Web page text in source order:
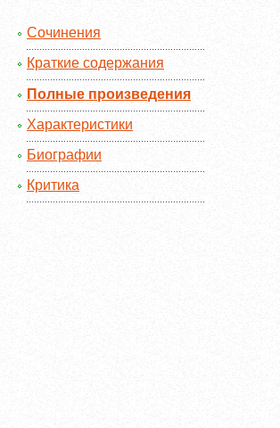
Сочинения
Краткие содержания
Полные произведения
Характеристики
Биографии
Критика